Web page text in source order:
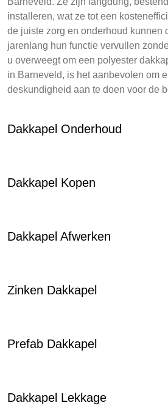
installeren, wat ze tot een
de juiste zorg en onderhoud kunnen
jarenlang hun functie vervullen
u overweegt om een polyester
in Barneveld, is het aanbevolen om
deskundigheid aan te doen voor de
Dakkapel Onderhoud
Dakkapel Kopen
Dakkapel Afwerken
Zinken Dakkapel
Prefab Dakkapel
Dakkapel Lekkage